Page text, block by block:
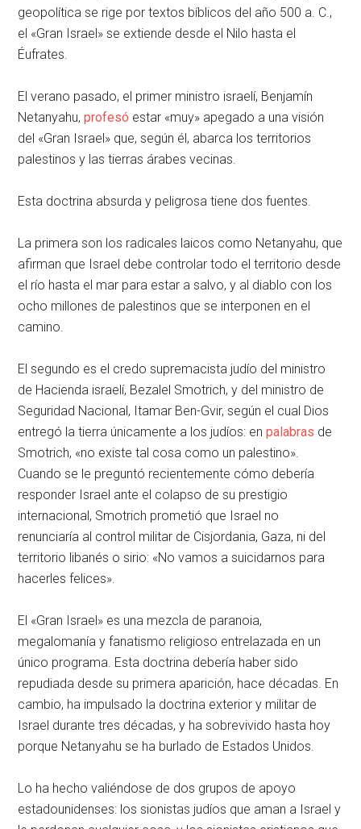
geopolítica se rige por textos bíblicos del año 500 a. C.,
el «Gran Israel» se extiende desde el Nilo hasta el
Éufrates.
El verano pasado, el primer ministro israelí, Benjamín
Netanyahu,profesó estar «muy» apegado a una visión
del «Gran Israel» que, según él, abarca los territorios
palestinos y las tierras árabes vecinas.
Esta doctrina absurda y peligrosa tiene dos fuentes.
La primera son los radicales laicos como Netanyahu, que
afirman que Israel debe controlar todo el territorio desde
el río hasta el mar para estar a salvo, y al diablo con los
ocho millones de palestinos que se interponen en el
camino.
El segundo es el credo supremacista judío del ministro
de Hacienda israelí, Bezalel Smotrich, y del ministro de
Seguridad Nacional, Itamar Ben-Gvir, según el cual Dios
entregó la tierra únicamente a los judíos: enpalabras de
Smotrich, «no existe tal cosa como un palestino».
Cuando se le preguntó recientemente cómo debería
responder Israel ante el colapso de su prestigio
internacional, Smotrich prometió que Israel no
renunciaría al control militar de Cisjordania, Gaza, ni del
territorio libanés o sirio: «No vamos a suicidarnos para
hacerles felices».
El «Gran Israel» es una mezcla de paranoia,
megalomanía y fanatismo religioso entrelazada en un
único programa. Esta doctrina debería haber sido
repudiada desde su primera aparición, hace décadas. En
cambio, ha impulsado la doctrina exterior y militar de
Israel durante tres décadas, y ha sobrevivido hasta hoy
porque Netanyahu se ha burlado de Estados Unidos.
Lo ha hecho valiéndose de dos grupos de apoyo
estadounidenses: los sionistas judíos que aman a Israel y